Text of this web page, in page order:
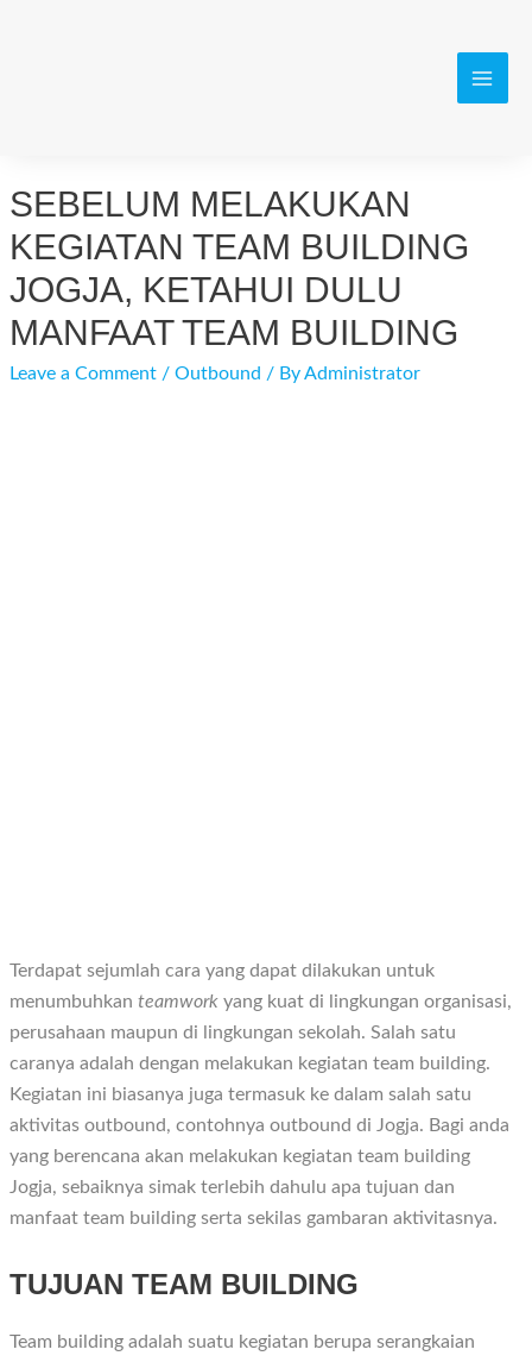
SEBELUM MELAKUKAN
KEGIATAN TEAM BUILDING
JOGJA, KETAHUI DULU
MANFAAT TEAM BUILDING
Leave a Comment /Outbound / ByAdministrator
Terdapat sejumlah cara yang dapat dilakukan untuk
menumbuhkanteamwork yang kuat di lingkungan organisasi,
perusahaan maupun di lingkungan sekolah. Salah satu
caranya adalah dengan melakukan kegiatan team building.
Kegiatan ini biasanya juga termasuk ke dalam salah satu
aktivitas outbound, contohnya outbound di Jogja. Bagi anda
yang berencana akan melakukan kegiatan team building
Jogja, sebaiknya simak terlebih dahulu apa tujuan dan
manfaat team building serta sekilas gambaran aktivitasnya.
TUJUAN TEAM BUILDING
Team building adalah suatu kegiatan berupa serangkaian